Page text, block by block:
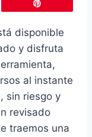
disponible
y disfruta
al instante
sin riesgo y
revisado
traemos una